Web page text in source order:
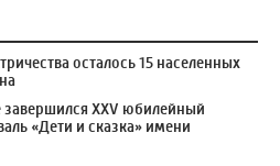
осталось 15 населенных
завершился XXV юбилейный
«Дети и сказка» имени